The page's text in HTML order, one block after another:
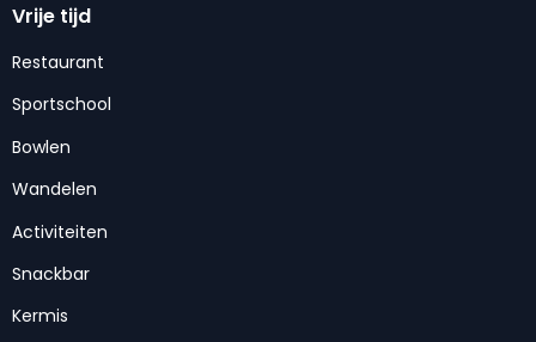
Vrije tijd
Restaurant
Sportschool
Bowlen
Wandelen
Activiteiten
Snackbar
Kermis